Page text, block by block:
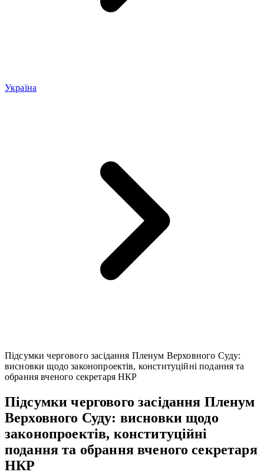
Україна
Підсумки чергового засідання Пленум Верховного Суду:
висновки щодо законопроектів, конституційні подання та
обрання вченого секретаря НКР
Підсумки чергового засідання Пленум
Верховного Суду: висновки щодо
законопроектів, конституційні
подання та обрання вченого секретаря
НКР